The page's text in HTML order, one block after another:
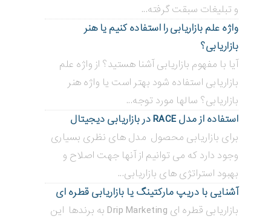
و تبلیغات سبقت گرفته...
واژه علم بازاریابی را استفاده کنیم یا هنر
بازاریابی؟
آیا با مفهوم بازاریابی آشنا هستید؟ از واژه علم
بازاریابی استفاده شود بهتر است یا واژه هنر
بازاریابی؟ سالها مورد توجه...
استفاده از مدل RACE در بازاریابی دیجیتال
برای بازاریابی محصول مدل های نظری بسیاری
وجود دارد که می توانیم از آنها جهت اصلاح و
بهبود استراتژی های بازاریابی...
آشنایی با دریپ مارکتینگ یا بازاریابی قطره ای
بازاریابی قطره ای Drip Marketing به برندها این